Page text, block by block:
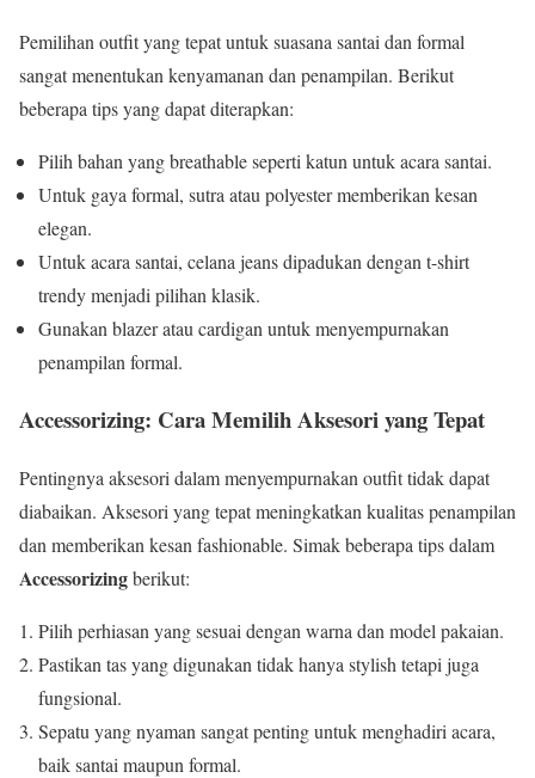
Pemilihan outfit yang tepat untuk suasana santai dan formal
sangat menentukan kenyamanan dan penampilan. Berikut
beberapa tips yang dapat diterapkan:
Pilih bahan yang breathable seperti katun untuk acara santai.
Untuk gaya formal, sutra atau polyester memberikan kesan
elegan.
Untuk acara santai, celana jeans dipadukan dengan t-shirt
trendy menjadi pilihan klasik.
Gunakan blazer atau cardigan untuk menyempurnakan
penampilan formal.
Accessorizing: Cara Memilih Aksesori yang Tepat
Pentingnya aksesori dalam menyempurnakan outfit tidak dapat
diabaikan. Aksesori yang tepat meningkatkan kualitas penampilan
dan memberikan kesan fashionable. Simak beberapa tips dalam
Accessorizingberikut:
Pilih perhiasan yang sesuai dengan warna dan model pakaian.
Pastikan tas yang digunakan tidak hanya stylish tetapi juga
fungsional.
Sepatu yang nyaman sangat penting untuk menghadiri acara,
baik santai maupun formal.